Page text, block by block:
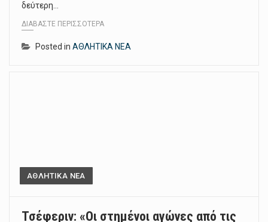
δεύτερη…
ΔΙΑΒΆΣΤΕ ΠΕΡΙΣΣΌΤΕΡΑ
Posted in ΑΘΛΗΤΙΚΑ ΝΕΑ
ΑΘΛΗΤΙΚΑ ΝΕΑ
Τσέφεριν: «Οι στημένοι αγώνες από τις